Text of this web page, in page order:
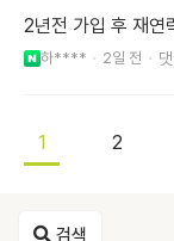
2년전 가입 후 재연
하**** 2일 전
1 2
검색